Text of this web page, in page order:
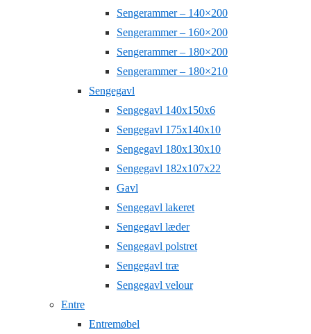
Sengerammer – 140×200
Sengerammer – 160×200
Sengerammer – 180×200
Sengerammer – 180×210
Sengegavl
Sengegavl 140x150x6
Sengegavl 175x140x10
Sengegavl 180x130x10
Sengegavl 182x107x22
Gavl
Sengegavl lakeret
Sengegavl læder
Sengegavl polstret
Sengegavl træ
Sengegavl velour
Entre
Entremøbel